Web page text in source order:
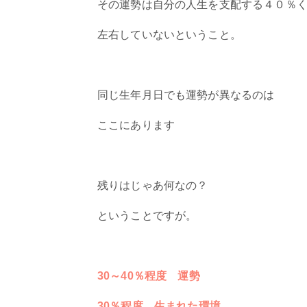
その運勢は自分の人生を支配する４０％
左右していないということ。
同じ生年月日でも運勢が異なるのは
ここにあります
残りはじゃあ何なの？
ということですが。
30～40％程度 運勢